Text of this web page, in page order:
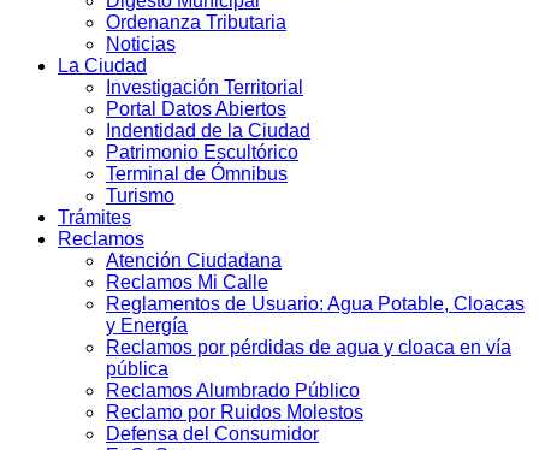
Ordenanza Tributaria
Noticias
La Ciudad
Investigación Territorial
Portal Datos Abiertos
Indentidad de la Ciudad
Patrimonio Escultórico
Terminal de Ómnibus
Turismo
Trámites
Reclamos
Atención Ciudadana
Reclamos Mi Calle
Reglamentos de Usuario: Agua Potable, Cloacas
y Energía
Reclamos por pérdidas de agua y cloaca en vía
pública
Reclamos Alumbrado Público
Reclamo por Ruidos Molestos
Defensa del Consumidor